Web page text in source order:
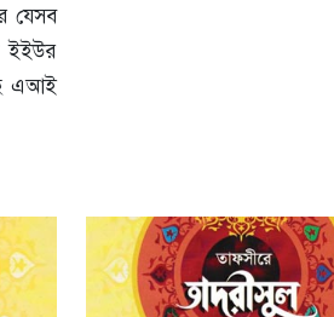
যেসব
ইইউর
এআই